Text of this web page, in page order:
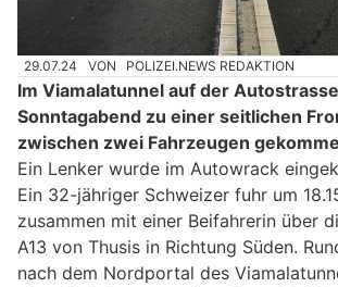
29.07.24 VON POLIZEI.NEWS REDAKTION
Im Viamalatunnel auf der
Sonntagabend zu einer seitlichen
zwischen zwei Fahrzeugen
Ein Lenker wurde im Autowrack
Ein 32-jähriger Schweizer fuhr um
zusammen mit einer Beifahrerin über
A13 von Thusis in Richtung Süden.
nach dem Nordportal des